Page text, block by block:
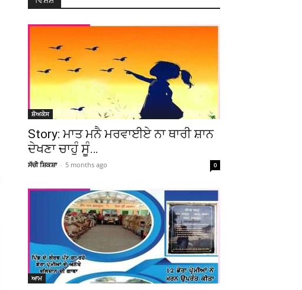
Telegram
ਸ਼ੋਅਕੇਸ
Story: ਮਾਤ ਮਨੈ ਮਰਵਾਈਏ ਨਾ ਥਾਰੀ ਸ਼ਾਨ
ਦੇਖਣਾ ਚਾਹੁੰ ਸੂੰ…
ਸੱਚੀ ਸ਼ਿਕਸ਼ਾ - 5 months ago 0
ਆਮ